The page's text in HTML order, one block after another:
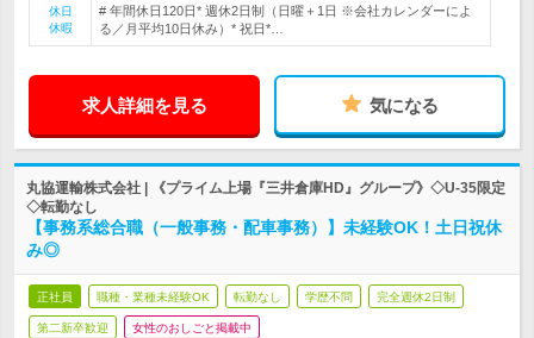
休日
休暇
# 年間休日120日* 週休2日制（日曜＋1日 ※会社カレンダーによ
る／月平均10日休み）* 祝日*…
求人詳細を見る 気になる
丸協運輸株式会社 | 《プライム上場『三井倉庫HD』グループ》◇U-35限定
◇転勤なし
【事務系総合職（一般事務・配車事務）】未経験OK！土日祝休
み◎
正社員 職種・業種未経験OK 転勤なし 学歴不問 完全週休2日制
第二新卒歓迎 女性のおしごと掲載中